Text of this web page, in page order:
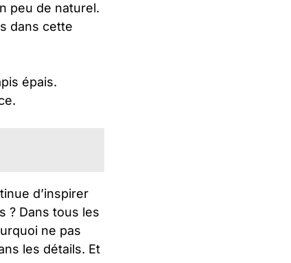
peu de naturel.
dans cette
épais.
d’inspirer
? Dans tous les
ne pas
les détails. Et